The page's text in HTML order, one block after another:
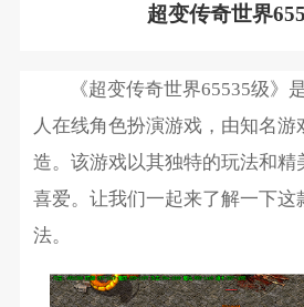
超变传奇世界
《超变传奇世界65535级》
人在线角色扮演游戏，由知名游
造。该游戏以其独特的玩法和精
喜爱。让我们一起来了解一下这
法。